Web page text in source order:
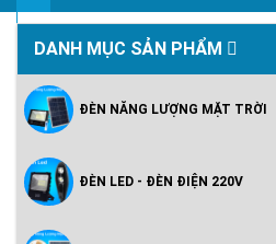
VIDEO ĐÈN PHA ĐIỆN 220V
DANH MỤC SẢN PHẨM
ĐÈN NĂNG LƯỢNG MẶT TRỜI
ĐÈN LED - ĐÈN ĐIỆN 220V